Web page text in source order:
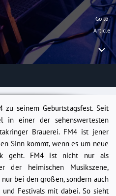
Go to
Article
zu seinem Geburtstagsfest. Seit
in einer der sehenswertesten
Brauerei. FM4 ist jener
Sinn kommt, wenn es um neue
geht. FM4 ist nicht nur als
der heimischen Musikszene,
bei den großen, sondern auch
Festivals mit dabei. So sieht